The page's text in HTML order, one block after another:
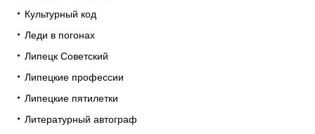
Культурный код
Леди в погонах
Липецк Советский
Липецкие профессии
Липецкие пятилетки
Литературный автограф